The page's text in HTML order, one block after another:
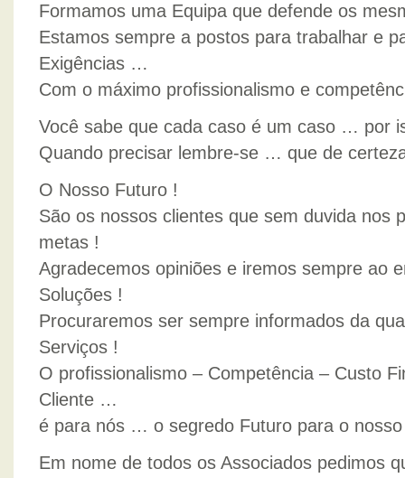
Formamos uma Equipa que defende os
Estamos sempre a postos para trabalhar e
Exigências …
Com o máximo profissionalismo e
Você sabe que cada caso é um caso … por
Quando precisar lembre-se … que de
O Nosso Futuro !
São os nossos clientes que sem duvida nos
metas !
Agradecemos opiniões e iremos sempre ao
Soluções !
Procuraremos ser sempre informados da
Serviços !
O profissionalismo – Competência – Custo
Cliente …
é para nós … o segredo Futuro para o
Em nome de todos os Associados pedimos